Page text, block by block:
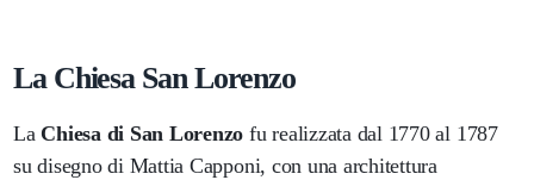
La Chiesa San Lorenzo
La Chiesa di San Lorenzo fu realizzata dal 1770 al 1787
su disegno di Mattia Capponi, con una architettura